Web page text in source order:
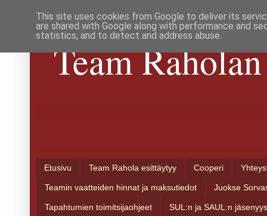
Team
Etusivu Team Rahola esittäytyy Cooperi
Teamin vaatteiden hinnat ja maksutiedot Juokse
Tapahtumien toimitsijaohjeet SUL:n ja SAUL:n jäsenyys
This site uses cookies from Google to deliver its
are shared with Google along with performance and
statistics, and to detect and address abuse.